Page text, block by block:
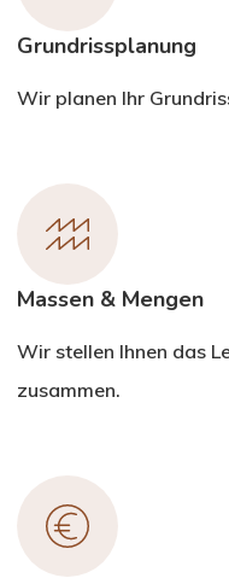
Grundrissplanung
Wir planen Ihr
Massen & Mengen
Wir stellen Ihnen das
zusammen.